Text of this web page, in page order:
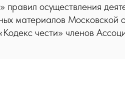
правил осуществления
материалов Московской
чести» членов